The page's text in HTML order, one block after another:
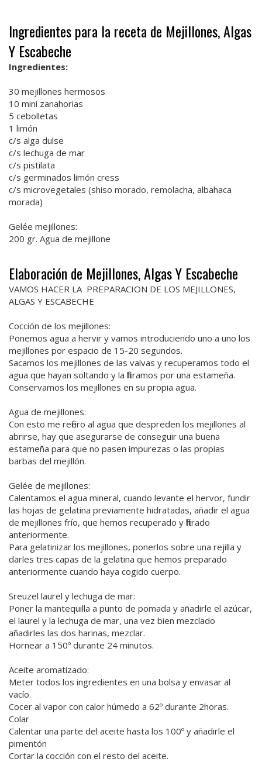
Ingredientes para la receta de Mejillones, Algas
Y Escabeche
Ingredientes:
30 mejillones hermosos
10 mini zanahorias
5 cebolletas
1 limón
c/s alga dulse
c/s lechuga de mar
c/s pistilata
c/s germinados limón cress
c/s microvegetales (shiso morado, remolacha, albahaca
morada)
Gelée mejillones:
200 gr. Agua de mejillone
Elaboración de Mejillones, Algas Y Escabeche
VAMOS HACER LA PREPARACION DE LOS MEJILLONES,
ALGAS Y ESCABECHE
Cocción de los mejillones:
Ponemos agua a hervir y vamos introduciendo uno a uno los
mejillones por espacio de 15-20 segundos.
Sacamos los mejillones de las valvas y recuperamos todo el
agua que hayan soltando y la filtramos por una estameña.
Conservamos los mejillones en su propia agua.
Agua de mejillones:
Con esto me refiero al agua que despreden los mejillones al
abrirse, hay que asegurarse de conseguir una buena
estameña para que no pasen impurezas o las propias
barbas del mejillón.
Gelée de mejillones:
Calentamos el agua mineral, cuando levante el hervor, fundir
las hojas de gelatina previamente hidratadas, añadir el agua
de mejillones frío, que hemos recuperado y filtrado
anteriormente.
Para gelatinizar los mejillones, ponerlos sobre una rejilla y
darles tres capas de la gelatina que hemos preparado
anteriormente cuando haya cogido cuerpo.
Sreuzel laurel y lechuga de mar:
Poner la mantequilla a punto de pomada y añadirle el azúcar,
el laurel y la lechuga de mar, una vez bien mezclado
añadirles las dos harinas, mezclar.
Hornear a 150º durante 24 minutos.
Aceite aromatizado:
Meter todos los ingredientes en una bolsa y envasar al
vacío.
Cocer al vapor con calor húmedo a 62º durante 2horas.
Colar
Calentar una parte del aceite hasta los 100º y añadirle el
pimentón
Cortar la cocción con el resto del aceite.